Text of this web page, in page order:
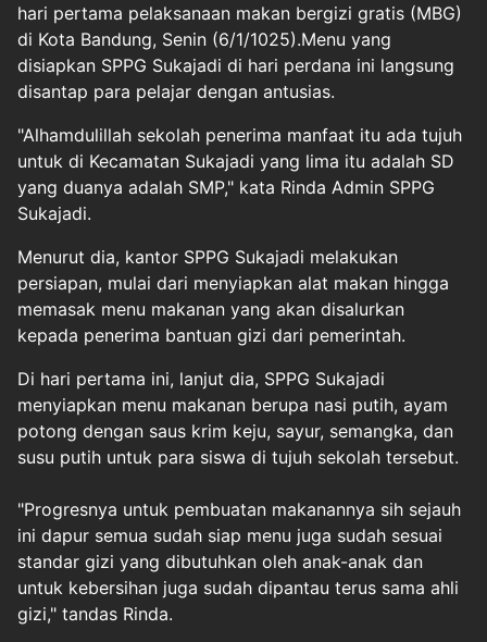
hari pertama pelaksanaan makan bergizi gratis (MBG)
di Kota Bandung, Senin (6/1/1025).Menu yang
disiapkan SPPG Sukajadi di hari perdana ini langsung
disantap para pelajar dengan antusias.
"Alhamdulillah sekolah penerima manfaat itu ada tujuh
untuk di Kecamatan Sukajadi yang lima itu adalah SD
yang duanya adalah SMP," kata Rinda Admin SPPG
Sukajadi.
Menurut dia, kantor SPPG Sukajadi melakukan
persiapan, mulai dari menyiapkan alat makan hingga
memasak menu makanan yang akan disalurkan
kepada penerima bantuan gizi dari pemerintah.
Di hari pertama ini, lanjut dia, SPPG Sukajadi
menyiapkan menu makanan berupa nasi putih, ayam
potong dengan saus krim keju, sayur, semangka, dan
susu putih untuk para siswa di tujuh sekolah tersebut.
"Progresnya untuk pembuatan makanannya sih sejauh
ini dapur semua sudah siap menu juga sudah sesuai
standar gizi yang dibutuhkan oleh anak-anak dan
untuk kebersihan juga sudah dipantau terus sama ahli
gizi," tandas Rinda.